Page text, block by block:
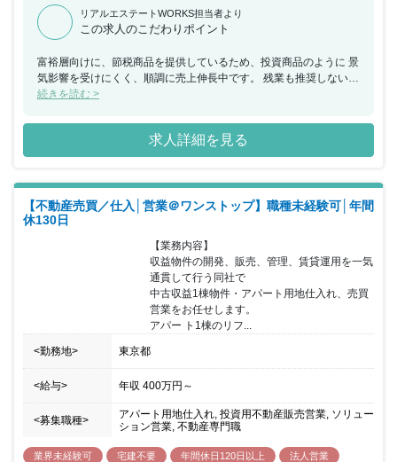
リアルエステートWORKS担当者より
この求人のこだわりポイント
富裕層向けに、節税商品を提供しているため、投資商品のように 景
気影響を受けにくく、順調に売上伸長中です。 残業も推奨しないた
め、働きやすい環境です。 （全社平均：9時間/月の残業時間※昨年
っており、残業を推奨しない社風のため長期的に 働きやすい環境で
す。業界特有のインセンティブ制度もあえて 採用せず、チーム組織
全体で売上をあげていくことで、 健全な組織形成を実現していま
す。 全社的に、中途入社の方が多く、フラットに意見を言える 環
境です。同社では、土地の仕入れ～設計・施工管理などを 一気通貫
で行っている点が特徴です。 代表による三方良しの考え方を大切に
続きを読む >
求人詳細を見る
【不動産売買／仕入│営業＠ワンストップ】職種未経験可│年間
休130日
【業務内容】
収益物件の開発、販売、管理、賃貸運用を一気
通貫して行う同社で
中古収益1棟物件・アパート用地仕入れ、売買
営業をお任せします。
アパー ト1棟のリフ...
<勤務地> 東京都
<給与> 年収 400万円 ～
<募集職種>
アパート用地仕入れ, 投資用不動産販売営業, ソリュー
ション営業, 不動産専門職
業界未経験可 宅建不要 年間休日120日以上
法人営業